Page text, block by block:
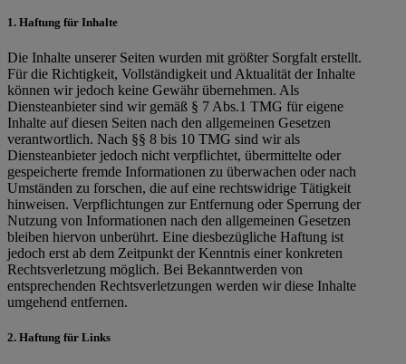
1. Haftung für Inhalte
Die Inhalte unserer Seiten wurden mit größter Sorgfalt erstellt.
Für die Richtigkeit, Vollständigkeit und Aktualität der Inhalte
können wir jedoch keine Gewähr übernehmen. Als
Diensteanbieter sind wir gemäß § 7 Abs.1 TMG für eigene
Inhalte auf diesen Seiten nach den allgemeinen Gesetzen
verantwortlich. Nach §§ 8 bis 10 TMG sind wir als
Diensteanbieter jedoch nicht verpflichtet, übermittelte oder
gespeicherte fremde Informationen zu überwachen oder nach
Umständen zu forschen, die auf eine rechtswidrige Tätigkeit
hinweisen. Verpflichtungen zur Entfernung oder Sperrung der
Nutzung von Informationen nach den allgemeinen Gesetzen
bleiben hiervon unberührt. Eine diesbezügliche Haftung ist
jedoch erst ab dem Zeitpunkt der Kenntnis einer konkreten
Rechtsverletzung möglich. Bei Bekanntwerden von
entsprechenden Rechtsverletzungen werden wir diese Inhalte
umgehend entfernen.
2. Haftung für Links